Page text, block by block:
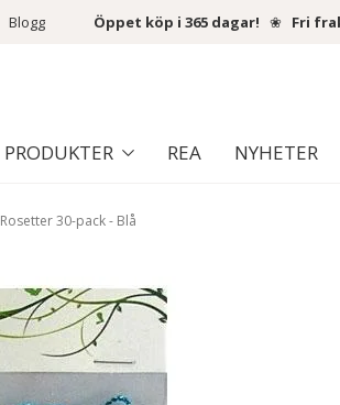
Blogg Öppet köp i 365 dagar! ❀ Fri
PRODUKTER REA NYHETER
Rosetter 30-pack - Blå